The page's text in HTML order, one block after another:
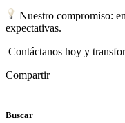
Nuestro compromiso:
expectativas.
Contáctanos hoy y
Compartir
Buscar